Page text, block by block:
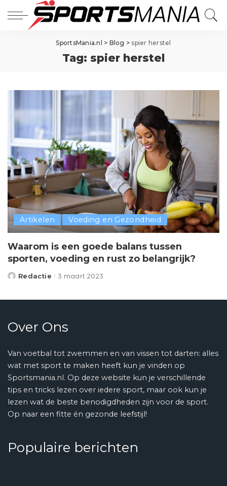
SportsMania.nl > Blog > spier herstel
Tag: spier herstel
Artikelen Voeding en Gezondheid
Waarom is een goede balans tussen
sporten, voeding en rust zo belangrijk?
Posted
Redactie 3 maart 2023
Over Ons
Van voetbal tot zwemmen en van vissen tot darten: alles
wat met sport te maken heeft kun je vinden op
Sportsmania.nl. Op deze website kun je verschillende
tips en tricks lezen over iedere sport, maar ook kun je
lezen wat de beste benodigdheden zijn voor de sport.
Op naar een fitte én gezonde leefstijl!
Populaire berichten